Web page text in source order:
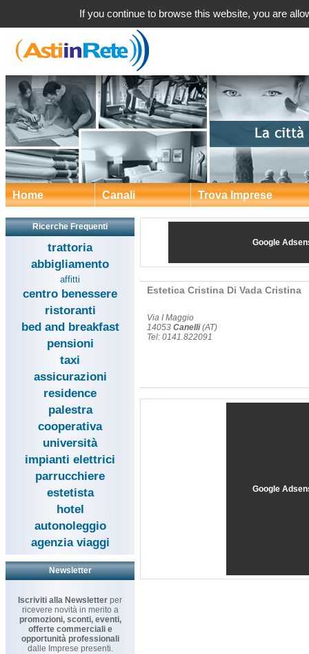
Home Canali Trova Imprese
Ricerche Frequenti
trattoria
abbigliamento
affitti
centro benessere
ristoranti
bed and breakfast
pensioni
taxi
assicurazioni
residence
palestra
cooperativa
università
impianti elettrici
parrucchiere
estetista
hotel
autonoleggio
agenzia viaggi
Newsletter
Iscriviti alla Newsletter per
ricevere novità in merito a
promozioni, sconti, eventi,
offerte commerciali e
opportunità professionali
dalle Imprese presenti.
Google
Estetica Cristina Di Vada Cristina
Via I Maggio
14053 Canelli(AT)
Tel: 0141.822091
Google
If you continue to browse this website, you are